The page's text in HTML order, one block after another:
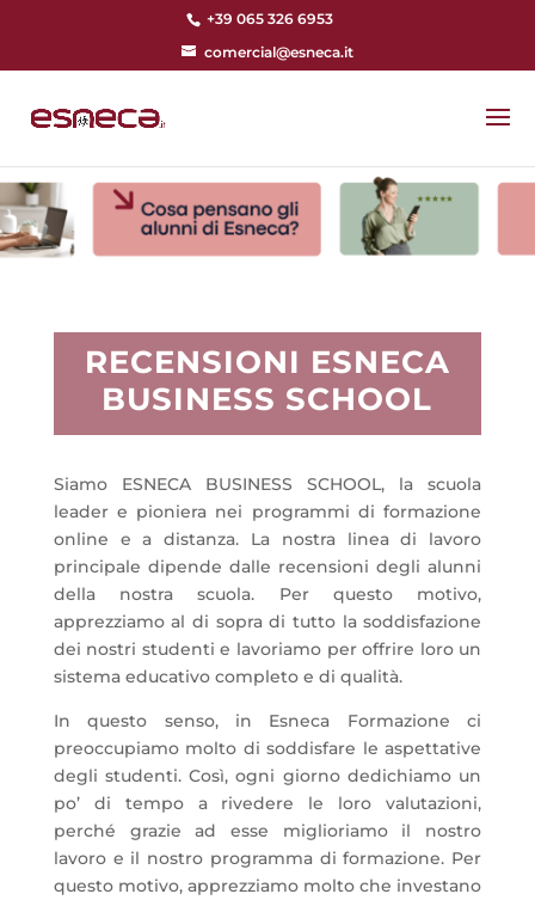
+39 065 326 6953
comercial@esneca.it
RECENSIONI ESNECA
BUSINESS SCHOOL
Siamo ESNECA BUSINESS SCHOOL, la scuola
leader e pioniera nei programmi di formazione
online e a distanza. La nostra linea di lavoro
principale dipende dalle recensioni degli alunni
della nostra scuola. Per questo motivo,
apprezziamo al di sopra di tutto la soddisfazione
dei nostri studenti e lavoriamo per offrire loro un
sistema educativo completo e di qualità.
In questo senso, in Esneca Formazione ci
preoccupiamo molto di soddisfare le aspettative
degli studenti. Così, ogni giorno dedichiamo un
po’ di tempo a rivedere le loro valutazioni,
perché grazie ad esse miglioriamo il nostro
lavoro e il nostro programma di formazione. Per
questo motivo, apprezziamo molto che investano